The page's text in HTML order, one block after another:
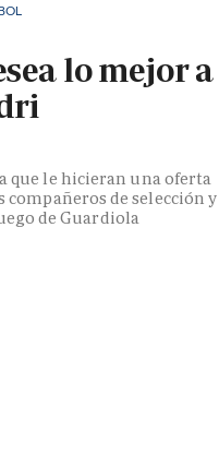
lo mejor a
que le hicieran una oferta
de selección y
de Guardiola